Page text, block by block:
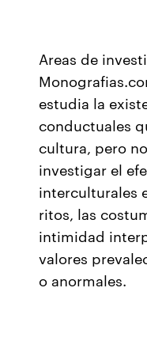
Areas de
estudia la
conductuales
cultura, pero
investigar el
interculturales
ritos, las
intimidad
valores
o anormales.